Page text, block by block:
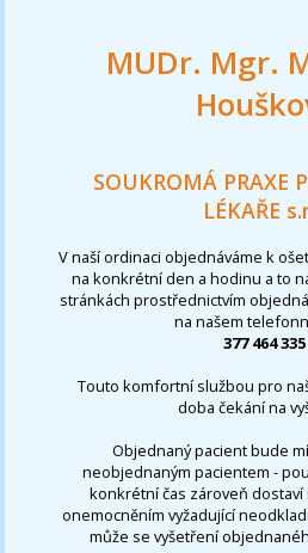
MUDr. Mgr.
SOUKROMÁ PRAXE
LÉKAŘE
V naší ordinaci objednáváme k
na konkrétní den a hodinu a to
stránkách prostřednictvím
na našem
377 464 335
Touto komfortní službou pro
doba čekání na
Objednaný pacient bude
neobjednaným pacientem -
konkrétní čas zároveň dostaví
onemocněním vyžadující
může se vyšetření